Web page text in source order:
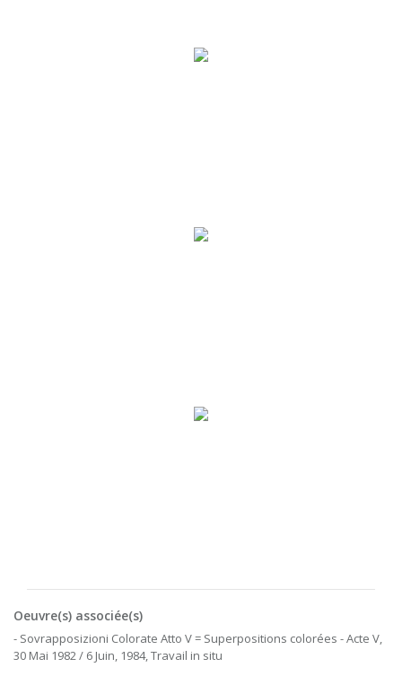
Oeuvre(s) associée(s)
- Sovrapposizioni Colorate Atto V = Superpositions colorées - Acte V,
30 Mai 1982 / 6 Juin, 1984, Travail in situ